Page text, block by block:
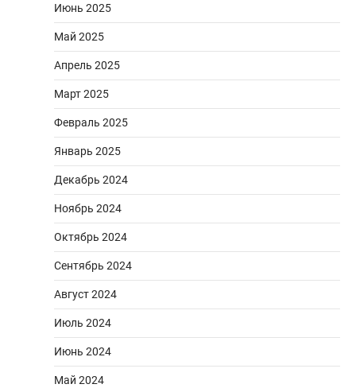
Июнь 2025
Май 2025
Апрель 2025
Март 2025
Февраль 2025
Январь 2025
Декабрь 2024
Ноябрь 2024
Октябрь 2024
Сентябрь 2024
Август 2024
Июль 2024
Июнь 2024
Май 2024